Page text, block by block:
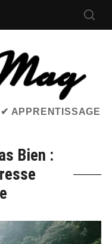
APPRENTISSAGE
Bien :